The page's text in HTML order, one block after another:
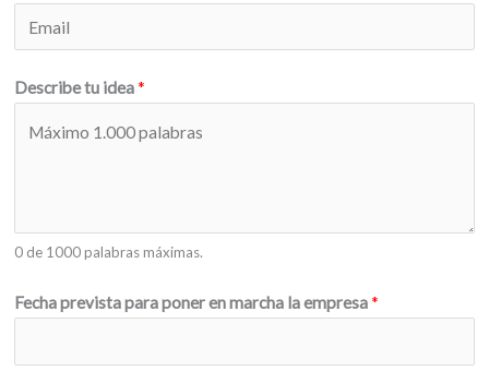
Describe tu idea*
0 de 1000 palabras máximas.
Fecha prevista para poner en marcha la empresa*